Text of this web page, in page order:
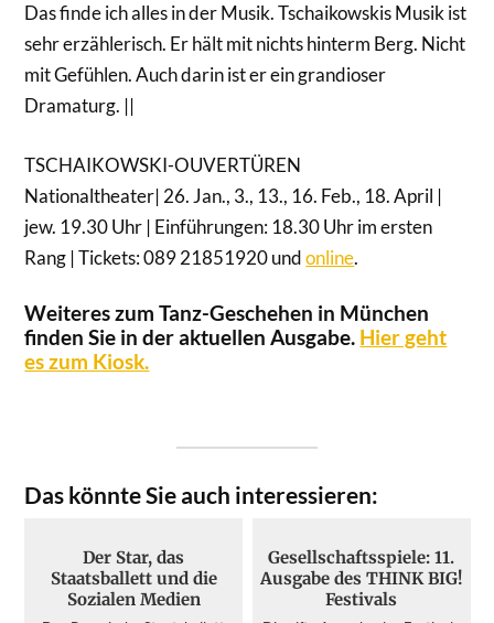
Das finde ich alles in der Musik. Tschaikowskis Musik ist
sehr erzählerisch. Er hält mit nichts hinterm Berg. Nicht
mit Gefühlen. Auch darin ist er ein grandioser
Dramaturg. ||
TSCHAIKOWSKI-OUVERTÜREN
Nationaltheater| 26. Jan., 3., 13., 16. Feb., 18. April |
jew. 19.30 Uhr | Einführungen: 18.30 Uhr im ersten
Rang | Tickets: 089 21851920 undonline.
Weiteres zum Tanz-Geschehen in München
finden Sie in der aktuellen Ausgabe. Hier geht
es zum Kiosk.
Das könnte Sie auch interessieren:
Der Star, das
Staatsballett und die
Sozialen Medien
Gesellschaftsspiele: 11.
Ausgabe des THINK BIG!
Festivals